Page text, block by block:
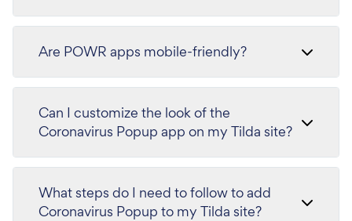
Are POWR apps mobile-friendly?
Can I customize the look of the
Coronavirus Popup app on my Tilda site?
What steps do I need to follow to add
Coronavirus Popup to my Tilda site?